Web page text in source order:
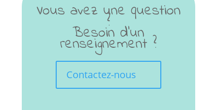
Vous avez une question
?
Besoin d'un
renseignement ?
Contactez-nous